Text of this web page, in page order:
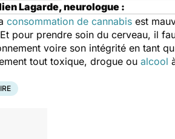
Lagarde, neurologue :
consommation de cannabis est
pour prendre soin du cerveau, il
voire son intégrité en tant
tout toxique, drogue ou alcool